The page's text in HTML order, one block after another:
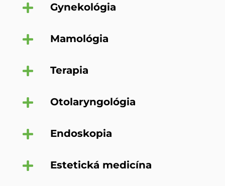
Gynekológia
Mamológia
Terapia
Otolaryngológia
Endoskopia
Estetická medicína